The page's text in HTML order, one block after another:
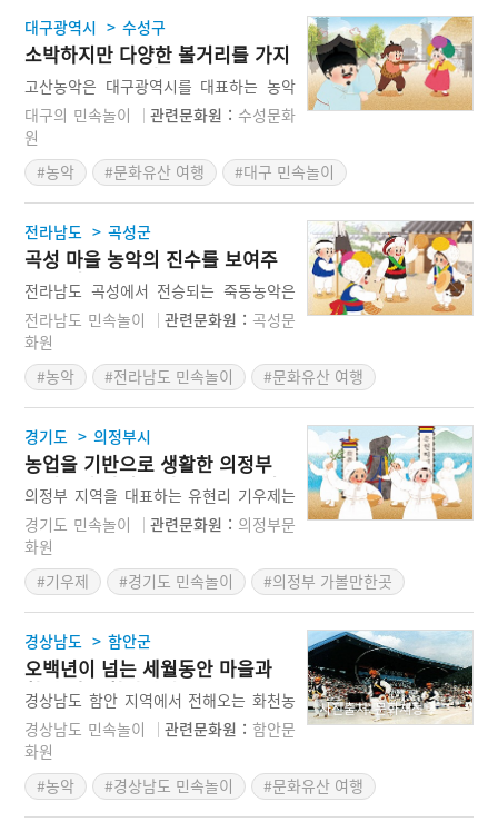
히 이 놀이의 핵심이 되는 농사풀이는 양
주 지역의 농사 과정을 구체적으로 보여주
고 있어 여러 가지 면에서 의미가 크다고
할 수 있다.
대구광역시 > 수성구
소박하지만 다양한 볼거리를 가지
고 있는 대구고산농악
고산농악은 대구광역시를 대표하는 농악
으로 이 농악이 전승되는 지역은 수성구
대흥동이다. 본래 경산시에 속해 있던 고
산동은 대구광역시로 편입되기 전까지만
하더라도 농사를 중심으로 한 전형적인 농
사에 참여해 흥을 돋우긴 했으나 오늘날에
행해지는 내용은 당산제굿과 이 굿이 끝난
뒤에 행하는 지신밟기, 그리고 판굿이 중
심으로 연행되고 있다.
대구의 민속놀이 관련문화원 : 수성문화
원
#농악
#문화유산 여행 #대구 민속놀이
전라남도 > 곡성군
곡성 마을 농악의 진수를 보여주
는 곡성죽동농악
전라남도 곡성에서 전승되는 죽동농악은
2002년에 전라남도 무형문화재로 지정을
받은 전라남도의 대표적인 농악이다. 죽동
농악의 핵심적인 연희는 세 가지로 구분이
된다. 판굿과 마당밟기, 문장거리가 그것
용은 매우 세부적이다. 곡성죽동농악은 좌
도농악의 진수를 보여주는 대표적인 농악
으로 평가받고 있다.
전라남도 민속놀이 관련문화원 : 곡성문
화원
#농악
#전라남도 민속놀이 #문화유산 여행
경기도 > 의정부시
농업을 기반으로 생활한 의정부
주민들의 삶이 녹아 있는 유현리
기우제
의정부 지역을 대표하는 유현리 기우제는
농경사회에서 비가 오기를 기원하기 위해
유현리 마을 주민들 사이에서 행해진 놀이
다. 도시화 과정에서 아파트를 비롯한 다
양한 시설이 들어서면서 예전의 모습을 찾
진행되던 곳이다. 고증을 거쳐 새롭게 구
성된 유현리 기우제는 모두 여섯 과장으로
진행이 되는데, 의정부문화원과 의정부시
에서는 본연의 모습을 고증하는 부분과 함
께 이 놀이의 가치와 의미를 더욱 확산시
키는 부분에 심혈을 기울이고 있다.
경기도 민속놀이 관련문화원 : 의정부문
화원
#기우제
#경기도 민속놀이 #의정부 가볼만한곳
사진출처: 문화재청
경상남도 > 함안군
오백년이 넘는 세월동안 마을과
함께 해온 함안화천농악
경상남도 함안 지역에서 전해오는 화천농
악은 칠북면 화천리 지역을 중심으로 전승
되는 함안의 대표적인 놀이다. 이 농악은
경상남도 무형문화재(13호)로 지정된 것
으로 경상남도 지역을 대표하는 농악으로
경상남도 민속놀이 관련문화원 : 함안문
화원
#농악
#경상남도 민속놀이 #문화유산 여행